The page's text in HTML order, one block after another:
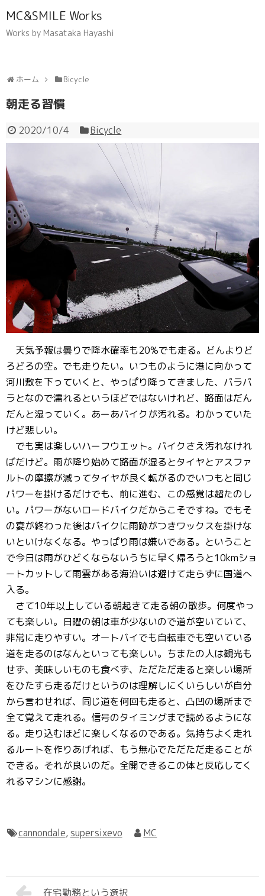
MC&SMILE Works
Works by Masataka Hayashi
ホーム Bicycle
朝走る習慣
2020/10/4 Bicycle
天気予報は曇りで降水確率も20%でも走る。どんよりど
ろどろの空。でも走りたい。いつものように港に向かって
河川敷を下っていくと、やっぱり降ってきました、パラパ
ラとなので濡れるというほどではないけれど、路面はだん
だんと湿っていく。あーあバイクが汚れる。わかっていた
けど悲しい。
でも実は楽しいハーフウエット。バイクさえ汚れなけれ
ばだけど。雨が降り始めて路面が湿るとタイヤとアスファ
ルトの摩擦が減ってタイヤが良く転がるのでいつもと同じ
パワーを掛けるだけでも、前に進む、この感覚は超たのし
い。パワーがないロードバイクだからこそですね。でもそ
の宴が終わった後はバイクに雨跡がつきワックスを掛けな
いといけなくなる。やっぱり雨は嫌いである。ということ
で今日は雨がひどくならないうちに早く帰ろうと10kmショ
ートカットして雨雲がある海沿いは避けて走らずに国道へ
入る。
さて10年以上している朝起きて走る朝の散歩。何度やっ
ても楽しい。日曜の朝は車が少ないので道が空いていて、
非常に走りやすい。オートバイでも自転車でも空いている
道を走るのはなんといっても楽しい。ちまたの人は観光も
せず、美味しいものも食べず、ただただ走ると楽しい場所
をひたすら走るだけというのは理解しにくいらしいが自分
から言わせれば、同じ道を何回も走ると、凸凹の場所まで
全て覚えて走れる。信号のタイミングまで読めるようにな
る。走り込むほどに楽しくなるのである。気持ちよく走れ
るルートを作りあげれば、もう無心でただただ走ることが
できる。それが良いのだ。全開できるこの体と反応してく
れるマシンに感謝。
cannondale,supersixevo MC
在宅勤務という選択